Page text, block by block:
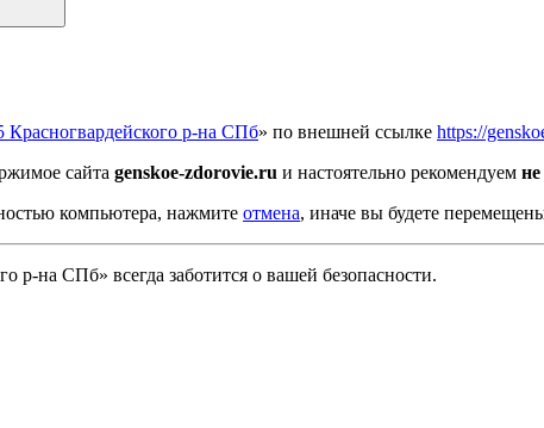
р-на СПб» по внешней ссылке https://
сайта genskoe-zdorovie.ru и настоятельно рекомендуем
компьютера, нажмите отмена, иначе вы будете
на СПб» всегда заботится о вашей безопасности.